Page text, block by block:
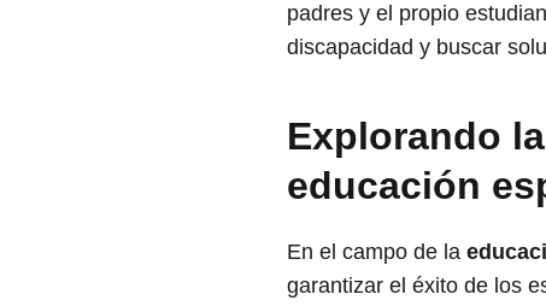
padres y el propio
discapacidad y buscar
Explorando
educación
En el campo de la
garantizar el éxito de los